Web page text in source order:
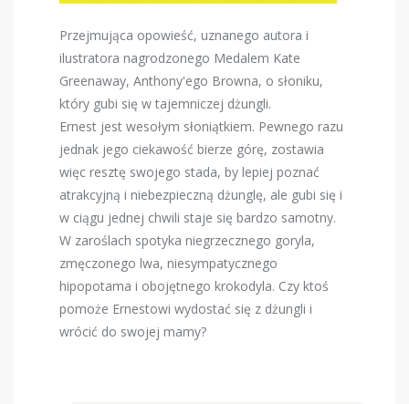
Przejmująca opowieść, uznanego autora i
ilustratora nagrodzonego Medalem Kate
Greenaway, Anthony'ego Browna, o słoniku,
który gubi się w tajemniczej dżungli.
Ernest jest wesołym słoniątkiem. Pewnego razu
jednak jego ciekawość bierze górę, zostawia
więc resztę swojego stada, by lepiej poznać
atrakcyjną i niebezpieczną dżunglę, ale gubi się i
w ciągu jednej chwili staje się bardzo samotny.
W zaroślach spotyka niegrzecznego goryla,
zmęczonego lwa, niesympatycznego
hipopotama i obojętnego krokodyla. Czy ktoś
pomoże Ernestowi wydostać się z dżungli i
wrócić do swojej mamy?